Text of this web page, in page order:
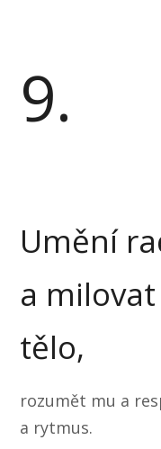
9.
Umění
a
tělo,
rozumět mu a
a rytmus.